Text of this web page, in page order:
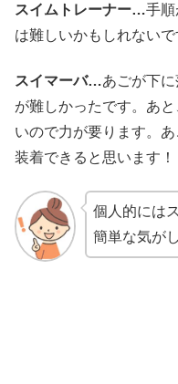
スイムトレーナー…手
は難しいかもしれないで
スイマーバ…あごが下
が難しかったです。あ
いので力が要ります。
装着できると思います！
個人的には
簡単な気が